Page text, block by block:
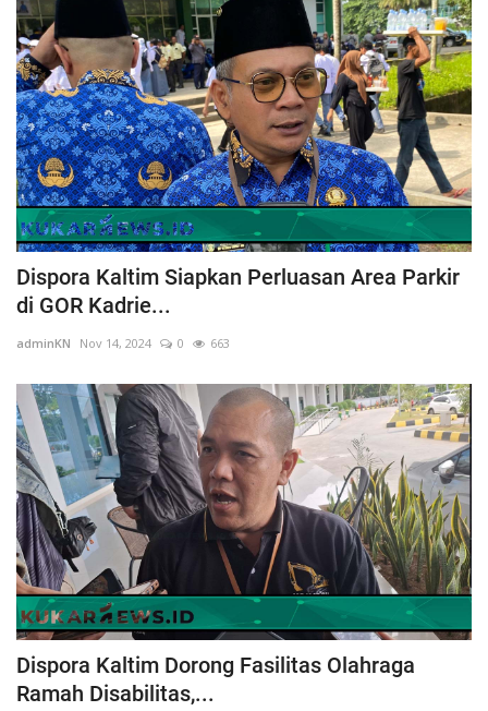
Dispora Kaltim Siapkan Perluasan Area Parkir
di GOR Kadrie...
adminKN Nov 14, 2024 0 663
Dispora Kaltim Dorong Fasilitas Olahraga
Ramah Disabilitas,...